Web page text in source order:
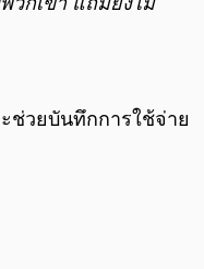
ช่วยบันทึกการใช้จ่าย